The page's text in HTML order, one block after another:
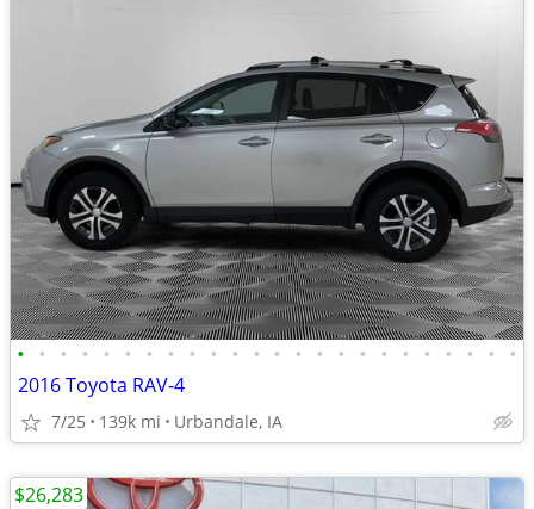
• • • • • • • • • • • • • • • • • • • • • • • •
2016 Toyota RAV-4
7/25 139k mi Urbandale, IA
$26,283